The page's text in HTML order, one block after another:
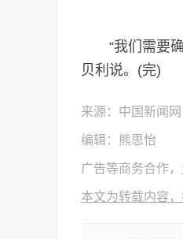
“我们需要确
贝利说。(完)
来源：中国新闻网
编辑：熊思怡
广告等商务合作，
本文为转载内容